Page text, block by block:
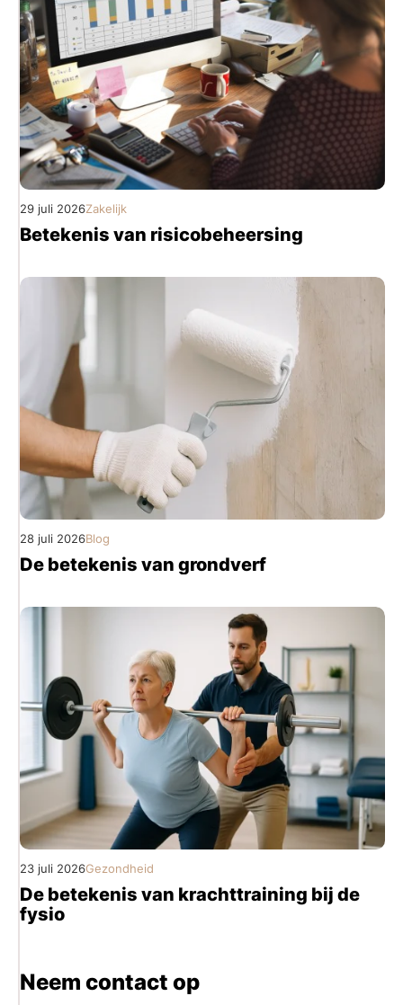
29 juli 2026Zakelijk
Betekenis van risicobeheersing
28 juli 2026Blog
De betekenis van grondverf
23 juli 2026Gezondheid
De betekenis van krachttraining bij de
fysio
Neem contact op